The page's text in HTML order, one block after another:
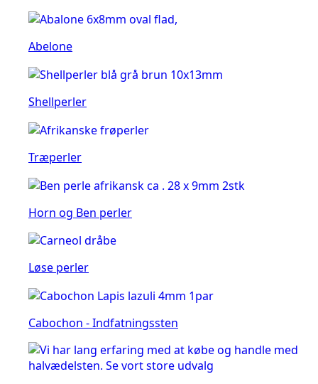
Abelone
Shellperler
Træperler
Horn og Ben perler
Løse perler
Cabochon - Indfatningssten